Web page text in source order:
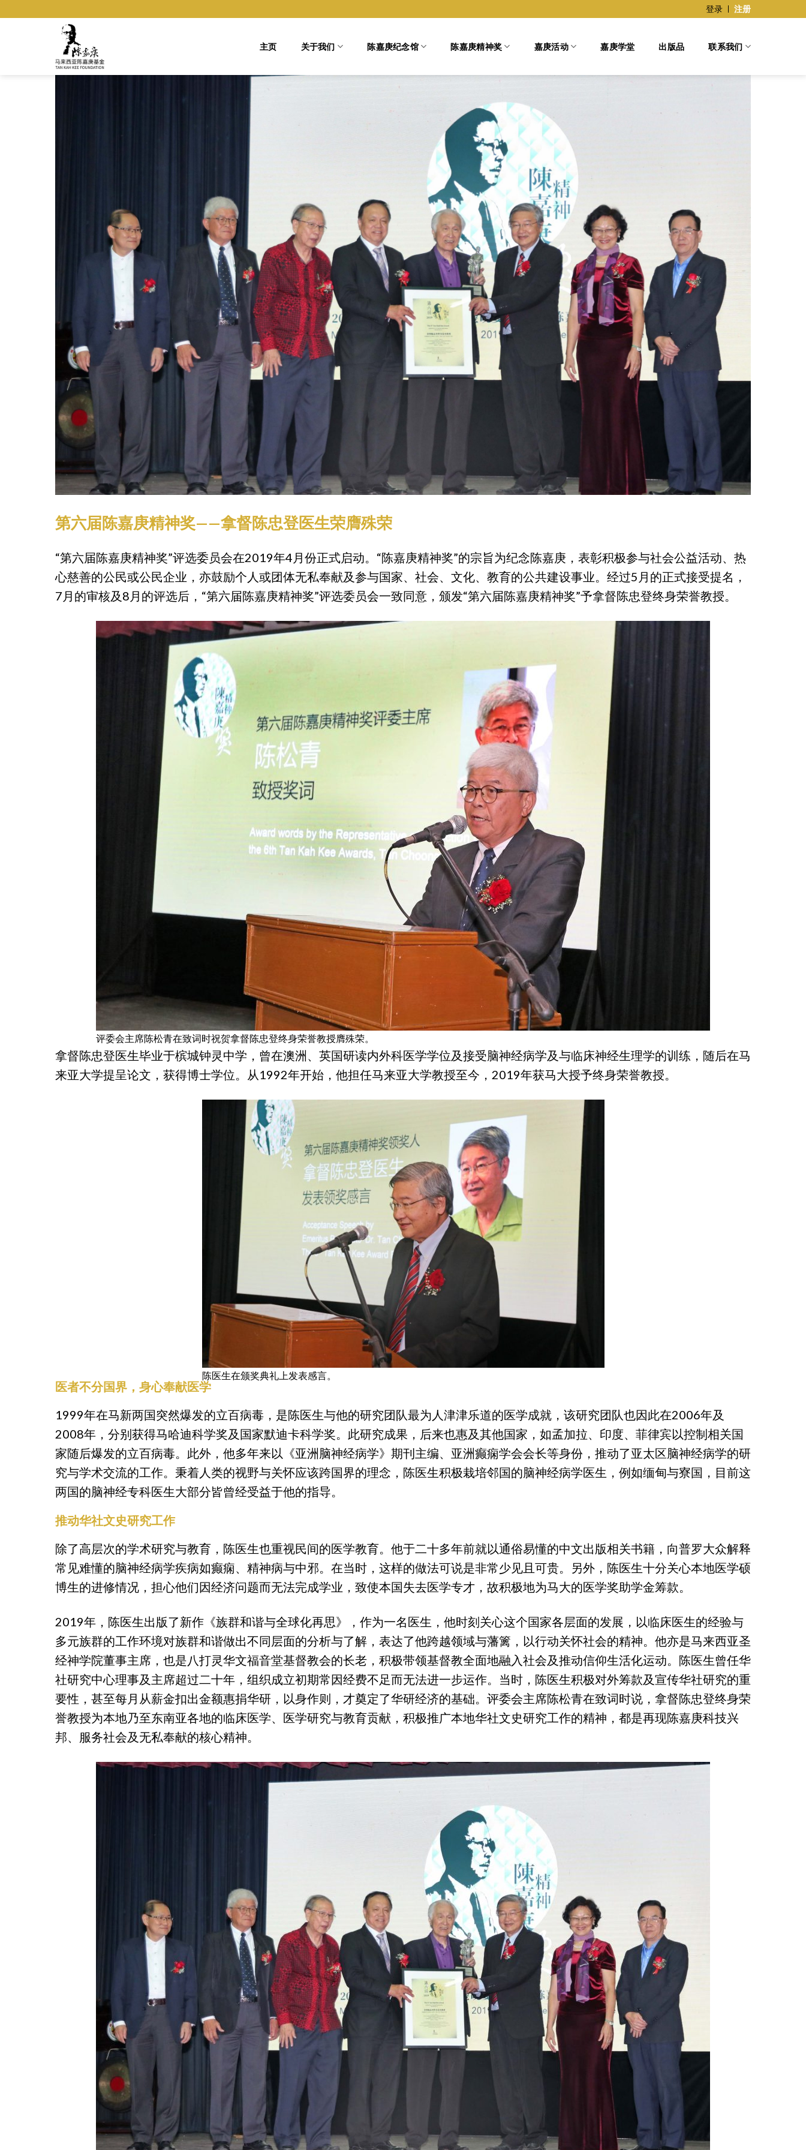
to
登录 注册
主页 关于我们 陈嘉庚纪念馆 陈嘉庚精神奖 嘉庚活动 嘉庚学堂 出版品 联系我们
第六届陈嘉庚精神奖——拿督陈忠登医生荣膺殊荣
“第六届陈嘉庚精神奖”评选委员会在2019年4月份正式启动。“陈嘉庚精神奖”的宗旨为纪念陈嘉庚，表彰积极参与社会公益活动、热
心慈善的公民或公民企业，亦鼓励个人或团体无私奉献及参与国家、社会、文化、教育的公共建设事业。经过5月的正式接受提名，
7月的审核及8月的评选后，“第六届陈嘉庚精神奖”评选委员会一致同意，颁发“第六届陈嘉庚精神奖”予拿督陈忠登终身荣誉教授。
评委会主席陈松青在致词时祝贺拿督陈忠登终身荣誉教授膺殊荣。
拿督陈忠登医生毕业于槟城钟灵中学，曾在澳洲、英国研读内外科医学学位及接受脑神经病学及与临床神经生理学的训练，随后在马
来亚大学提呈论文，获得博士学位。从1992年开始，他担任马来亚大学教授至今，2019年获马大授予终身荣誉教授。
陈医生在颁奖典礼上发表感言。
医者不分国界，身心奉献医学
1999年在马新两国突然爆发的立百病毒，是陈医生与他的研究团队最为人津津乐道的医学成就，该研究团队也因此在2006年及
2008年，分别获得马哈迪科学奖及国家默迪卡科学奖。此研究成果，后来也惠及其他国家，如孟加拉、印度、菲律宾以控制相关国
家随后爆发的立百病毒。此外，他多年来以《亚洲脑神经病学》期刊主编、亚洲癫痫学会会长等身份，推动了亚太区脑神经病学的研
究与学术交流的工作。秉着人类的视野与关怀应该跨国界的理念，陈医生积极栽培邻国的脑神经病学医生，例如缅甸与寮国，目前这
两国的脑神经专科医生大部分皆曾经受益于他的指导。
推动华社文史研究工作
除了高层次的学术研究与教育，陈医生也重视民间的医学教育。他于二十多年前就以通俗易懂的中文出版相关书籍，向普罗大众解释
常见难懂的脑神经病学疾病如癫痫、精神病与中邪。在当时，这样的做法可说是非常少见且可贵。另外，陈医生十分关心本地医学硕
博生的进修情况，担心他们因经济问题而无法完成学业，致使本国失去医学专才，故积极地为马大的医学奖助学金筹款。
2019年，陈医生出版了新作《族群和谐与全球化再思》，作为一名医生，他时刻关心这个国家各层面的发展，以临床医生的经验与
多元族群的工作环境对族群和谐做出不同层面的分析与了解，表达了他跨越领域与藩篱，以行动关怀社会的精神。他亦是马来西亚圣
经神学院董事主席，也是八打灵华文福音堂基督教会的长老，积极带领基督教全面地融入社会及推动信仰生活化运动。陈医生曾任华
社研究中心理事及主席超过二十年，组织成立初期常因经费不足而无法进一步运作。当时，陈医生积极对外筹款及宣传华社研究的重
要性，甚至每月从薪金扣出金额惠捐华研，以身作则，才奠定了华研经济的基础。评委会主席陈松青在致词时说，拿督陈忠登终身荣
誉教授为本地乃至东南亚各地的临床医学、医学研究与教育贡献，积极推广本地华社文史研究工作的精神，都是再现陈嘉庚科技兴
邦、服务社会及无私奉献的核心精神。